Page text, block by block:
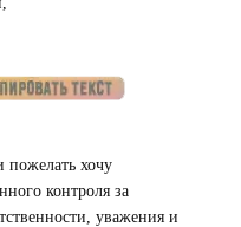
пожелать хочу
контроля за
уважения и